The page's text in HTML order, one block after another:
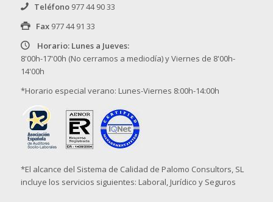
Teléfono 977 44 90 33
Fax 977 44 91 33
Horario: Lunes a Jueves:
8'00h-17'00h (No cerramos a mediodía) y Viernes de 8'00h-
14'00h
*Horario especial verano: Lunes-Viernes 8:00h-14:00h
*El alcance del Sistema de Calidad de Palomo Consultors, SL
incluye los servicios siguientes: Laboral, Jurídico y Seguros